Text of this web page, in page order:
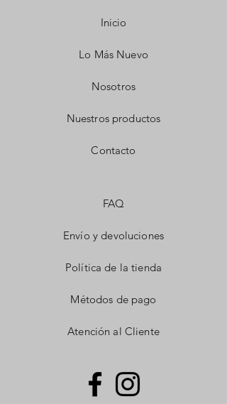
Inicio
Lo Más Nuevo
Nosotros
Nuestros productos
Contacto
FAQ
Envío y devoluciones
Política de la tienda
Métodos de pago
Atención al Cliente